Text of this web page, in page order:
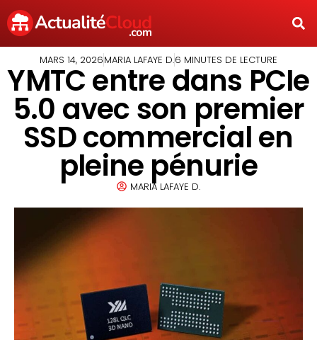
MARS 14, 2026MARIA LAFAYE D.6 MINUTES DE LECTURE
YMTC entre dans PCIe
5.0 avec son premier
SSD commercial en
pleine pénurie
MARIA LAFAYE D.